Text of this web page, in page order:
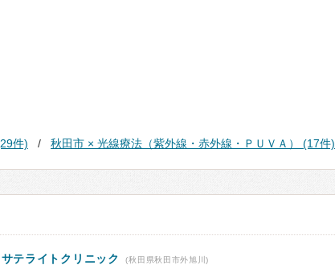
件)
秋田市 × 光線療法（紫外線・赤外線・ＰＵＶＡ） (17件)
テライトクリニック (秋田県秋田市外旭川)